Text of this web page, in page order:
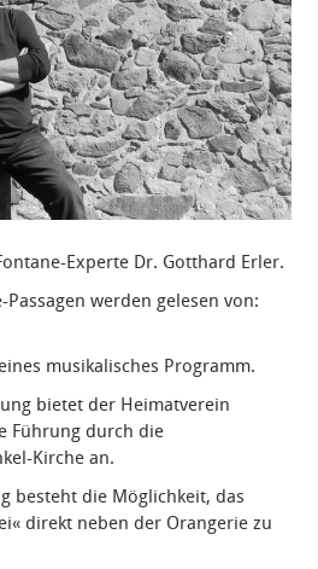
Experte Dr. Gotthard Erler.
werden gelesen von:
musikalisches Programm.
bietet der Heimatverein
Führung durch die
Kirche an.
besteht die Möglichkeit, das
direkt neben der Orangerie zu